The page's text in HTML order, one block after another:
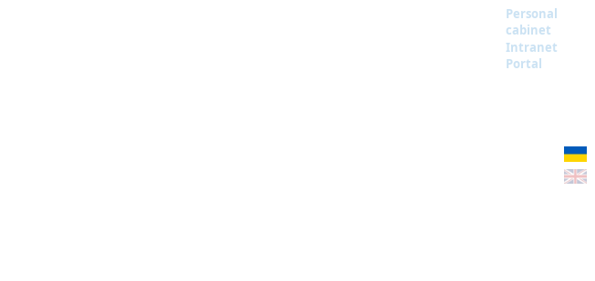
Personal
cabinet
Intranet
Portal